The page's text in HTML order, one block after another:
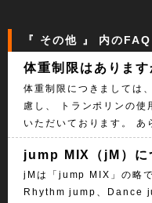
『 その他 』 内のFAQ
体重制限はあります
体重制限につきましては
慮し、 トランポリンの
いただいております。 あ
jump MIX（jM）に
jMは「jump MIX」の略
Rhythm jump、Dance